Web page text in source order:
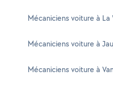
Mécaniciens voiture à La
Mécaniciens voiture à
Mécaniciens voiture à